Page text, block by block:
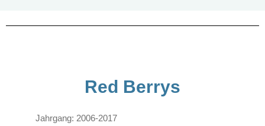
Red Berrys
Jahrgang: 2006-2017